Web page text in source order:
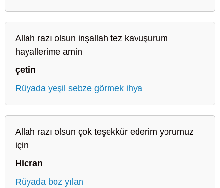
Allah razı olsun inşallah tez kavuşurum
hayallerime amin
çetin
Rüyada yeşil sebze görmek ihya
Allah razı olsun çok teşekkür ederim yorumuz
için
Hicran
Rüyada boz yılan